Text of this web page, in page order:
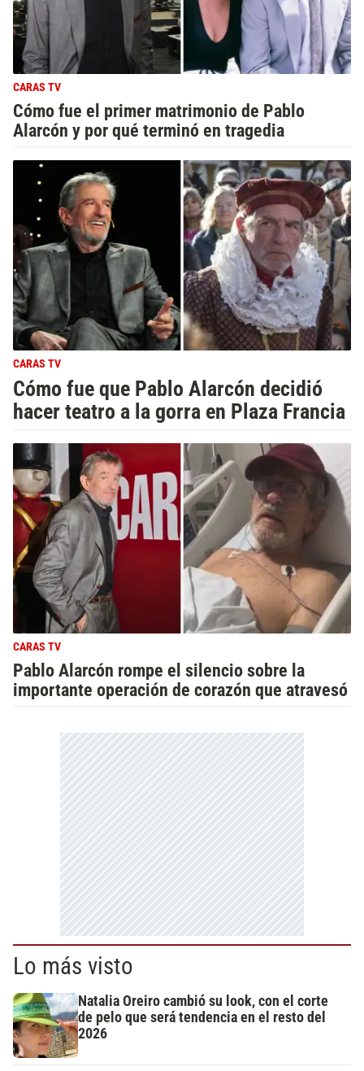
CARAS TV
Cómo fue el primer matrimonio de Pablo
Alarcón y por qué terminó en tragedia
CARAS TV
Cómo fue que Pablo Alarcón decidió
hacer teatro a la gorra en Plaza Francia
CARAS TV
Pablo Alarcón rompe el silencio sobre la
importante operación de corazón que atravesó
Lo más visto
Natalia Oreiro cambió su look, con el corte
de pelo que será tendencia en el resto del
2026